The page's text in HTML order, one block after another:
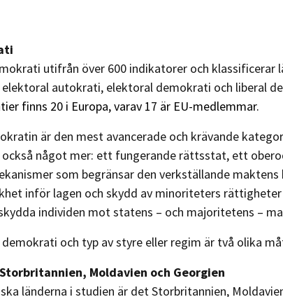
utifrån över 600 indikatorer och klassificerar
autokrati, elektoral demokrati och liberal
finns 20 i Europa, varav 17 är EU-medlemmar.
är den mest avancerade och krävande
också något mer: ett fungerande rättsstat, ett
som begränsar den verkställande
inför lagen och skydd av minoriteters rättigheter
individen mot statens – och majoritetens –
demokrati och typ av styre eller regim är två olika
Moldavien och Georgien
länderna i studien är det Storbritannien,